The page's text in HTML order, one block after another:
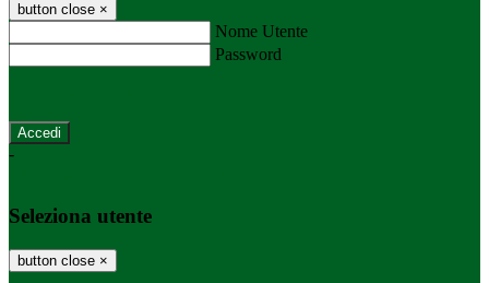
button close ×
Nome Utente
Password
-
Seleziona utente
button close ×